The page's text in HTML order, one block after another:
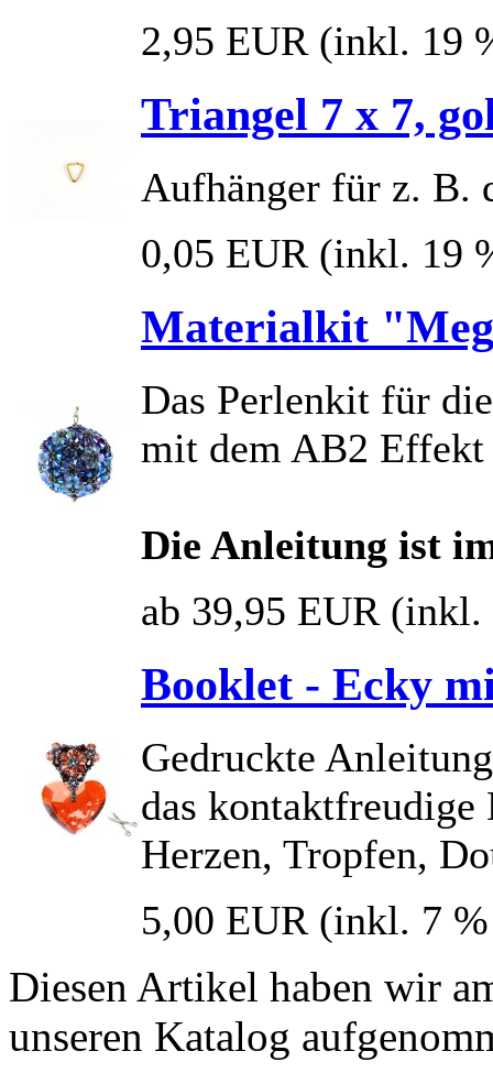
2,95 EUR (inkl. 19
Triangel 7 x 7,
Aufhänger für z. B.
0,05 EUR (inkl. 19
Materialkit
Das Perlenkit für
mit dem AB2 Effekt
Die Anleitung ist
ab 39,95 EUR (inkl.
Booklet - Ecky
Gedruckte
das
Herzen, Tropfen,
5,00 EUR (inkl. 7
Diesen Artikel haben wir
unseren Katalog